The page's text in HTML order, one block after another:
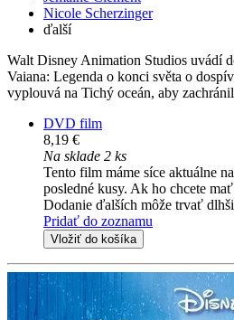
Nicole Scherzinger
ďalší
Walt Disney Animation Studios uvádí
Vaiana: Legenda o konci světa o
vyplouvá na Tichý oceán, aby
DVD film
8,19 €
Na sklade 2 ks
Tento film máme síce aktuálne
posledné kusy. Ak ho chcete
Dodanie ďalších môže trvať
Pridať do zoznamu
Vložiť do košíka